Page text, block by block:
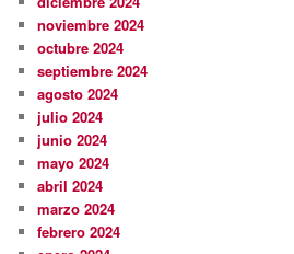
noviembre 2024
octubre 2024
septiembre 2024
agosto 2024
julio 2024
junio 2024
mayo 2024
abril 2024
marzo 2024
febrero 2024